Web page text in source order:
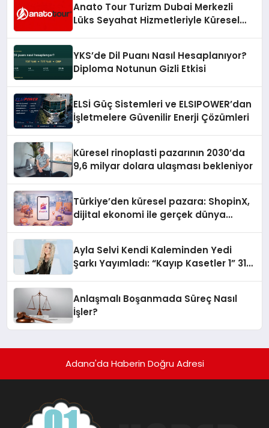
Anato Tour Turizm Dubai Merkezli
Lüks Seyahat Hizmetleriyle Küresel
YKS’de Dil Puanı Nasıl Hesaplanıyor?
Diploma Notunun Gizli Etkisi
ELSİ Güç Sistemleri ve ELSIPOWER’dan
İşletmelere Güvenilir Enerji Çözümleri
Küresel rinoplasti pazarının 2030’da
9,6 milyar dolara ulaşması bekleniyor
Türkiye’den küresel pazara: ShopinX,
dijital ekonomi ile gerçek dünya
Ayla Selvi Kendi Kaleminden Yedi
Şarkı Yayımladı: “Kayıp Kasetler 1” 31
Anlaşmalı Boşanmada Süreç Nasıl
İşler?
Adana'da Haberin Doğru Adresi